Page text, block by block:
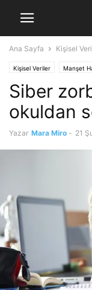
Ana Sayfa Kişisel
Kişisel Veriler Manşet
Siber
okuldan
Yazar Mara Miro - 21